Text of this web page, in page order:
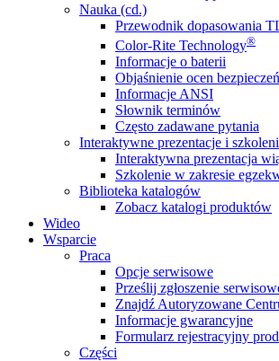
Nauka (cd.)
Przewodnik dopasowania
Color-Rite Technology®
Informacje o baterii
Objaśnienie ocen
Informacje ANSI
Słownik terminów
Często zadawane pytania
Interaktywne prezentacje i
Interaktywna prezentacja
Szkolenie w zakresie
Biblioteka katalogów
Zobacz katalogi produktów
Wideo
Wsparcie
Praca
Opcje serwisowe
Prześlij zgłoszenie
Znajdź Autoryzowane
Informacje gwarancyjne
Formularz rejestracyjny
Części